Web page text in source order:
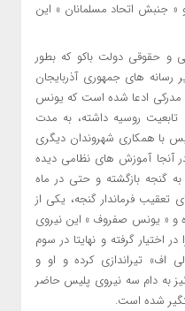
جنبش اتحاد مسلمانان » این
و حقوقی دولت باکو که بطور
رسانه های جمهوری آذربایجان
مدرکی ادعا شده است که یونس
روسیه داشته، به مدت
با همکاری شهروندان دیگری
آنجا آموزش های نظامی دیده
گنجه بازگشته و حتی در ماه
برای تعقیب فرماندار گنجه، یکی از
و « یونس صفروف » این نیروی
گرفته و نهایتا در سوم
ولی اف» تیراندازی کرده و او و
به دام سه نیروی پلیس حاضر
شده است.